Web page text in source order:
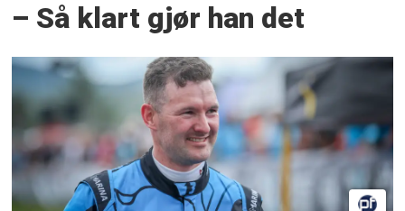
– Så klart gjør han det